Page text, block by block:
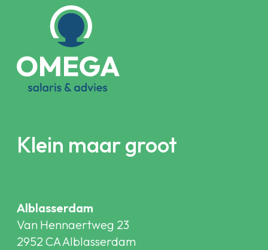
Klein maar groot
Alblasserdam
Van Hennaertweg 23
2952 CA Alblasserdam